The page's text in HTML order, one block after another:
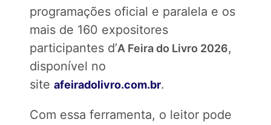
programações oficial e paralela e os
mais de 160 expositores
participantes d’A Feira do Livro 2026,
disponível no
site afeiradolivro.com.br.
Com essa ferramenta, o leitor pode